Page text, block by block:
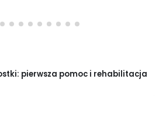
przyczyny i co robić